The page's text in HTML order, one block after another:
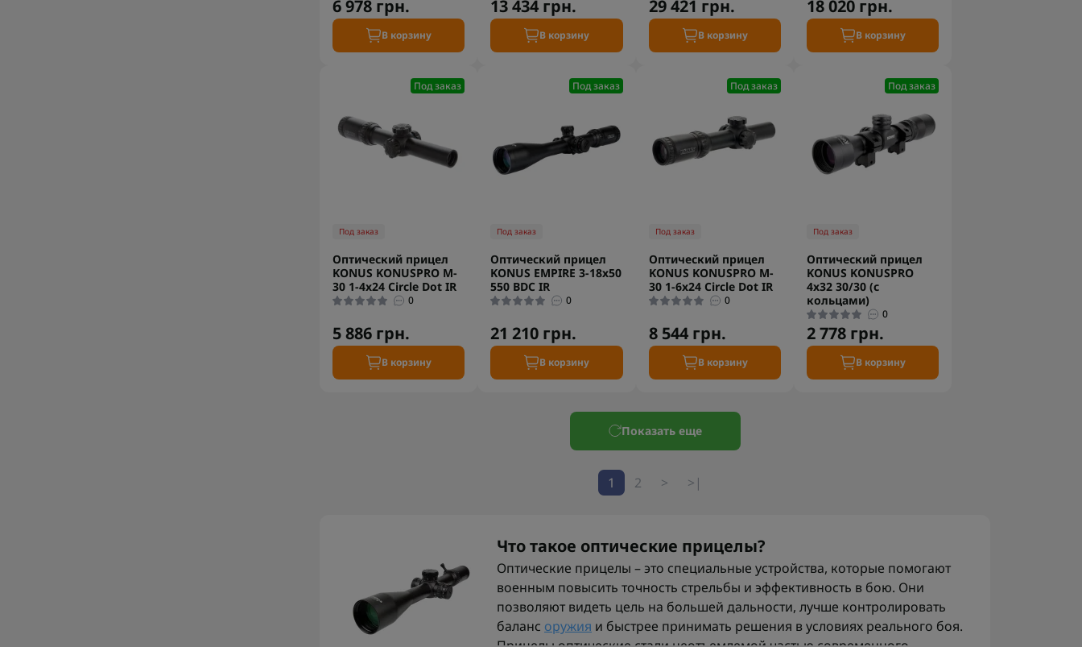
6 978 грн.
В корзину
13 434 грн.
В корзину
29 421 грн.
В корзину
18 020 грн.
В корзину
Под заказ
Под заказ
Оптический прицел
KONUS KONUSPRO M-
30 1-4x24 Circle Dot IR
0
5 886 грн.
В корзину
Под заказ
Под заказ
Оптический прицел
KONUS EMPIRE 3-18x50
550 BDC IR
0
21 210 грн.
В корзину
Под заказ
Под заказ
Оптический прицел
KONUS KONUSPRO M-
30 1-6x24 Circle Dot IR
0
8 544 грн.
В корзину
Под заказ
Под заказ
Оптический прицел
KONUS KONUSPRO
4x32 30/30 (с
кольцами)
0
2 778 грн.
В корзину
Показать еще
1 2 > >|
Что такое оптические прицелы?
Оптические прицелы – это специальные устройства, которые помогают
военным повысить точность стрельбы и эффективность в бою. Они
позволяют видеть цель на большей дальности, лучше контролировать
баланс оружия и быстрее принимать решения в условиях реального боя.